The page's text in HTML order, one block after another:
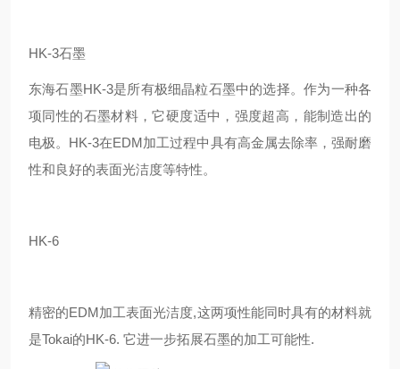
HK-3石墨
东海石墨HK-3是所有极细晶粒石墨中的选择。作为一种各
项同性的石墨材料，它硬度适中，强度超高，能制造出的
电极。HK-3在EDM加工过程中具有高金属去除率，强耐磨
性和良好的表面光洁度等特性。
HK-6
精密的EDM加工表面光洁度,这两项性能同时具有的材料就
是Tokai的HK-6. 它进一步拓展石墨的加工可能性.